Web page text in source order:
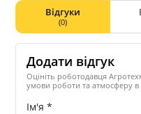
вдосконаленням
продукції.
Кадрова політика
навчанні
тільки освоювати
виробництва, але і
споживачам при підборі
оперативно реагувати на
Відгуки
(0)
Додати відгук
Оцініть роботодавця
умови роботи та атмосферу в
Ім'я *